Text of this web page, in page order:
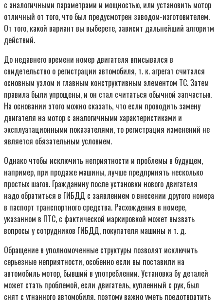
с аналогичными параметрами и мощностью, или установить мотор
отличный от того, что был предусмотрен заводом-изготовителем.
От того, какой вариант вы выберете, зависит дальнейший алгоритм
действий.
До недавнего времени номер двигателя вписывался в
свидетельство о регистрации автомобиля, т. к. агрегат считался
основным узлом и главным конструктивным элементом ТС. Затем
правила были упрощены, и он стал считаться обычной запчастью.
На основании этого можно сказать, что если проводить замену
двигателя на мотор с аналогичными характеристиками и
эксплуатационными показателями, то регистрация изменений не
является обязательным условием.
Однако чтобы исключить неприятности и проблемы в будущем,
например, при продаже машины, лучше предпринять несколько
простых шагов. Гражданину после установки нового двигателя
надо обратиться в ГИБДД с заявлением о внесении другого номера
в паспорт транспортного средства. Расхождения в номере,
указанном в ПТС, с фактической маркировкой может вызвать
вопросы у сотрудников ГИБДД, покупателя машины и т. д.
Обращение в уполномоченные структуры позволят исключить
серьезные неприятности, особенно если вы поставили на
автомобиль мотор, бывший в употреблении. Установка бу деталей
может стать проблемой, если двигатель, купленный с рук, был
снят с угнанного автомобиля, поэтому важно уметь предотвратить